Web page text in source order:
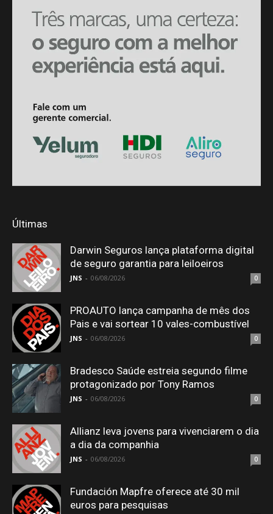
Últimas
Darwin Seguros lança plataforma digital
de seguro garantia para leiloeiros
JNS - 06/08/2026 0
PROAUTO lança campanha de mês dos
Pais e vai sortear 10 vales-combustível
JNS - 06/08/2026 0
Bradesco Saúde estreia segundo filme
protagonizado por Tony Ramos
JNS - 06/08/2026 0
Allianz leva jovens para vivenciarem o dia
a dia da companhia
JNS - 06/08/2026 0
Fundación Mapfre oferece até 30 mil
euros para pesquisas